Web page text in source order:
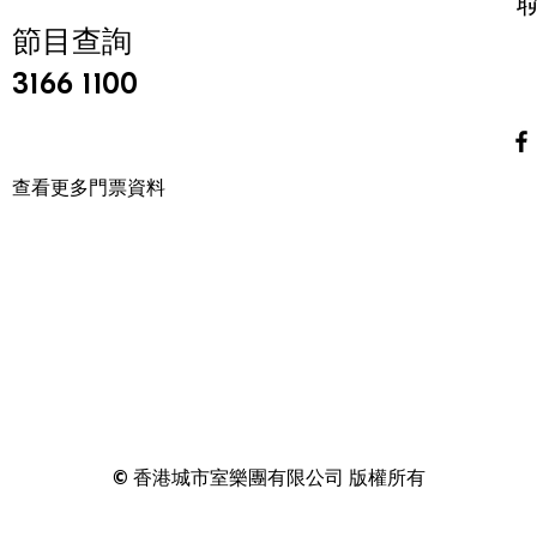
節目查詢
3166 1100
查看更多門票資料
© 香港城市室樂團有限公司 版權所有